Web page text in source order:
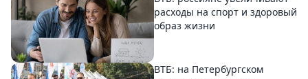
расходы на спорт и здоровый
образ жизни
ВТБ: на Петербургском